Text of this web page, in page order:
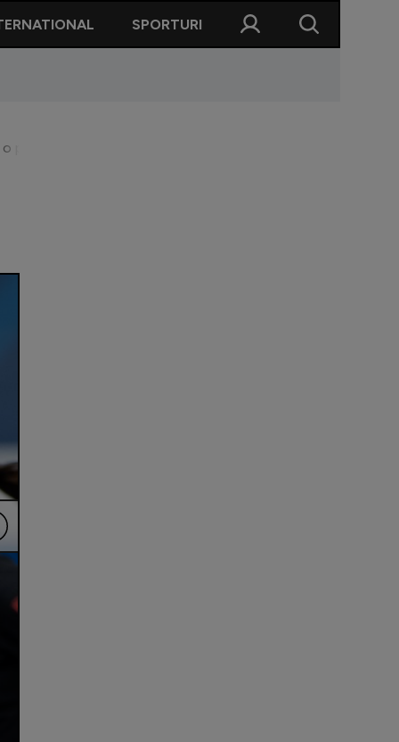
SPORTURI
parte din joc”